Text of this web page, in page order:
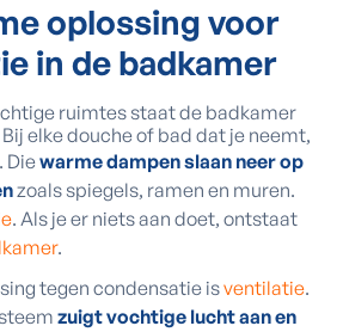
oplossing voor
in de badkamer
ruimtes staat de badkamer
elke douche of bad dat je neemt,
Diewarme dampen slaan neer op
zoals spiegels, ramen en muren.
. Als je er niets aan doet, ontstaat
.
tegen condensatie isventilatie.
zuigt vochtige lucht aan en